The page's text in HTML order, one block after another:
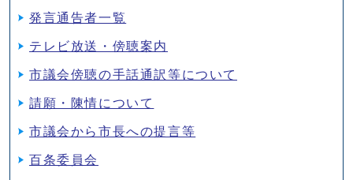
発言通告者一覧
テレビ放送・傍聴案内
市議会傍聴の手話通訳等について
請願・陳情について
市議会から市長への提言等
百条委員会